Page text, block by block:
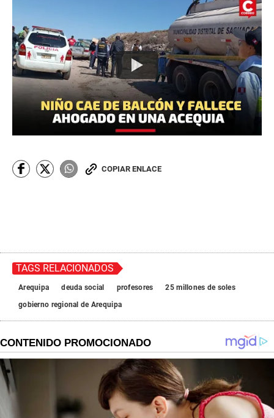
COPIAR ENLACE
TAGS RELACIONADOS
Arequipa deuda social profesores
25 millones de soles
gobierno regional de Arequipa